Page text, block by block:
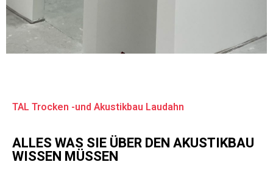
TAL Trocken -und Akustikbau Laudahn
ALLES WAS SIE ÜBER DEN AKUSTIKBAU
WISSEN MÜSSEN